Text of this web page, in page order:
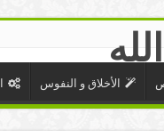
الأخلاق و النفوس